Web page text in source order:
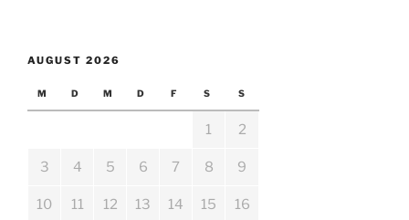
AUGUST 2026
M D M D F S S
1 2
3 4 5 6 7 8 9
10 11 12 13 14 15 16